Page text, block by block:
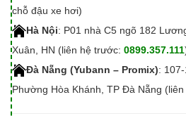
chỗ đậu xe hơi)
Hà Nội: P01 nhà C5 ngõ 182
Xuân, HN (liên hệ trước: 0899.357.111
Đà Nẵng (Yubann – Promix):
Phường Hòa Khánh, TP Đà Nẵng